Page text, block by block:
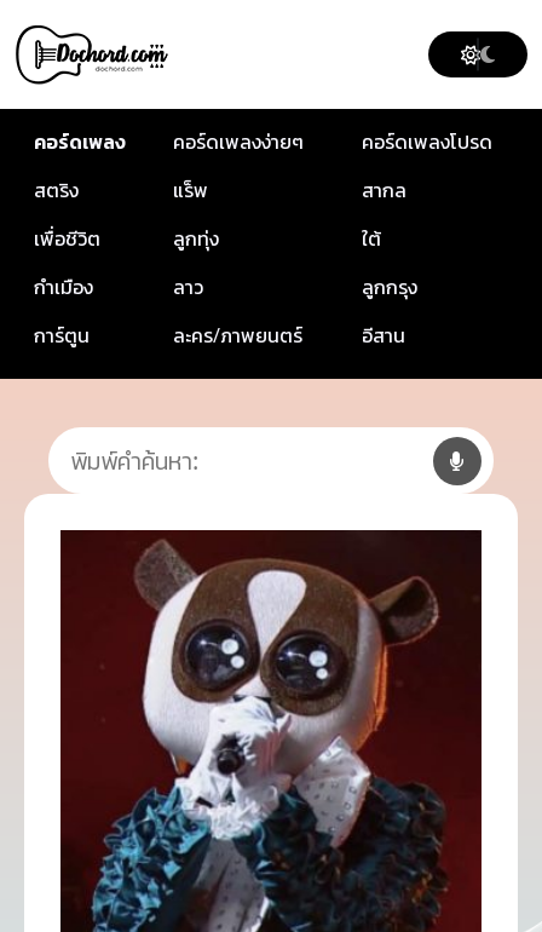
คอร์ดเพลง คอร์ดเพลงง่ายๆ
คอร์ดเพลงโปรด
สตริง
แร็พ
สากล
เพื่อชีวิต
ลูกทุ่ง
ใต้
กำเมือง
ลาว
ลูกกรุง
การ์ตูน
ละคร/ภาพยนตร์ อีสาน